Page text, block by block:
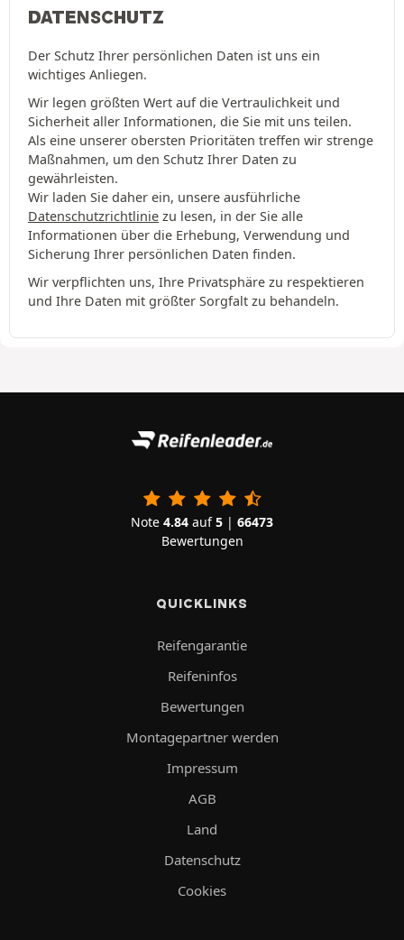
DATENSCHUTZ
Der Schutz Ihrer persönlichen Daten ist uns ein
wichtiges Anliegen.
Wir legen größten Wert auf die Vertraulichkeit und
Sicherheit aller Informationen, die Sie mit uns teilen.
Als eine unserer obersten Prioritäten treffen wir strenge
Maßnahmen, um den Schutz Ihrer Daten zu
gewährleisten.
Wir laden Sie daher ein, unsere ausführliche
Datenschutzrichtlinie zu lesen, in der Sie alle
Informationen über die Erhebung, Verwendung und
Sicherung Ihrer persönlichen Daten finden.
Wir verpflichten uns, Ihre Privatsphäre zu respektieren
und Ihre Daten mit größter Sorgfalt zu behandeln.
Note 4.84 auf5 | 66473
Bewertungen
QUICKLINKS
Reifengarantie
Reifeninfos
Bewertungen
Montagepartner werden
Impressum
AGB
Land
Datenschutz
Cookies